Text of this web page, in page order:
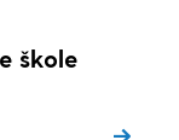
škole